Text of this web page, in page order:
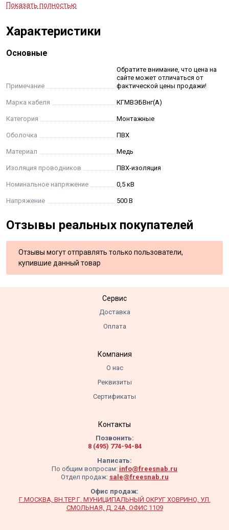
на напряжение 500 В переменного тока частотой 50 Гц
при одиночной прокладке, с индексом
категорииА
Срок службы кабелей при соблюдении потребителем
условий транспортирования, хранения, прокладки
(монтажа) и эксплуатации, указанных в настоящих
технических условиях, не менее 20 лет. Срок службы
Относительная влажность воздуха при температуре до
+ 35 °С до 98 %
Строительная длина кабеля не менее 150 м
Показать полностью
Характеристики
Основные
Примечание
Обратите внимание, что цена на
сайте может отличаться от
фактической цены продажи!
Марка кабеля КГМВЭБВнг(А)
Категория Монтажные
Оболочка ПВХ
Материал Медь
Изоляция проводников ПВХ-изоляция
Номинальное напряжение 0,5 кВ
Напряжение 500 В
Отзывы реальных покупателей
Отзывы могут отправлять только пользователи,
купившие данный товар
Сервис
Доставка
Оплата
Компания
О нас
Реквизиты
Сертификаты
Контакты
Позвонить:
8 (495) 774-94-84
Написать:
По общим вопросам: info@freesnab.ru
Отдел продаж: sale@freesnab.ru
Офис продаж:
Г.МОСКВА, ВН.ТЕР.Г. МУНИЦИПАЛЬНЫЙ ОКРУГ ХОВРИНО, УЛ.
СМОЛЬНАЯ, Д. 24А, ОФИС 1109